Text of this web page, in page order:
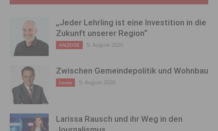
„Jeder Lehrling ist eine Investition in die
Zukunft unserer Region“
ANZEIGE 9. August 2026
Zwischen Gemeindepolitik und Wohnbau
Leute 9. August 2026
Larissa Rausch und ihr Weg in den